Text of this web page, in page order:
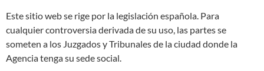
Este sitio web se rige por la legislación española. Para
cualquier controversia derivada de su uso, las partes se
someten a los Juzgados y Tribunales de la ciudad donde la
Agencia tenga su sede social.